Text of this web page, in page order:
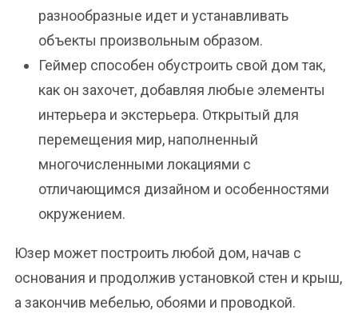
разнообразные идет и устанавливать
объекты произвольным образом.
Геймер способен обустроить свой дом так,
как он захочет, добавляя любые элементы
интерьера и экстерьера. Открытый для
перемещения мир, наполненный
многочисленными локациями с
отличающимся дизайном и особенностями
окружением.
Юзер может построить любой дом, начав с
основания и продолжив установкой стен и крыш,
а закончив мебелью, обоями и проводкой.